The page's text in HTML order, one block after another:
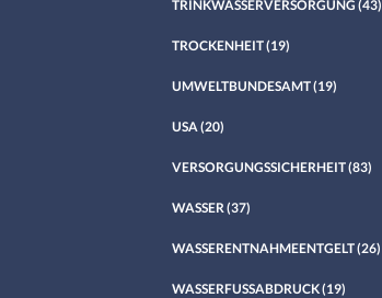
TRINKWASSERVERSORGUNG (43)
TROCKENHEIT(19)
UMWELTBUNDESAMT(19)
USA (20)
VERSORGUNGSSICHERHEIT(83)
WASSER (37)
WASSERENTNAHMEENTGELT(26)
WASSERFUSSABDRUCK(19)